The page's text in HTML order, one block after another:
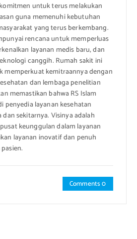
untuk terus melakukan
guna memenuhi kebutuhan
yang terus berkembang.
rencana untuk memperluas
layanan medis baru, dan
canggih. Rumah sakit ini
memperkuat kemitraannya dengan
dan lembaga penelitian
memastikan bahwa RS Islam
penyedia layanan kesehatan
sekitarnya. Visinya adalah
keunggulan dalam layanan
layanan inovatif dan penuh
Comments 0